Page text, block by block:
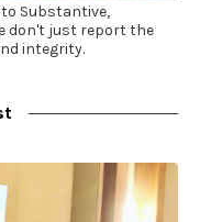
Substantive,
don't just report the
integrity.